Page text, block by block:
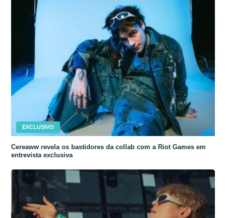
EXCLUSIVO
Cereaww revela os bastidores da collab com a Riot Games em
entrevista exclusiva